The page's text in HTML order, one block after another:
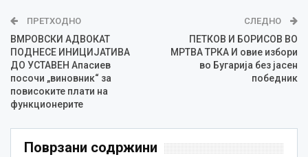
ПРЕТХОДНО
ВМРОВСКИ АДВОКАТ
ПОДНЕСЕ ИНИЦИЈАТИВА
ДО УСТАВЕН Апасиев
посочи „виновник“ за
повисоките плати на
функционерите
СЛЕДНО
ПЕТКОВ И БОРИСОВ ВО
МРТВА ТРКА И овие избори
во Бугарија без јасен
победник
Поврзани содржини